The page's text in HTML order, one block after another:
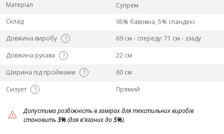
Матеріал
Супрем
Склад
95% бавовна, 5% спандекс
Довжина виробу
?
69 см - спереду: 71 см - ззаду
Довжина рукава
?
22 см
Ширина під проймами
?
60 см
Силует
? Прямий
Допустима розбіжність в замірах для текстильних виробів
становить3%(для в'язаних до5%).